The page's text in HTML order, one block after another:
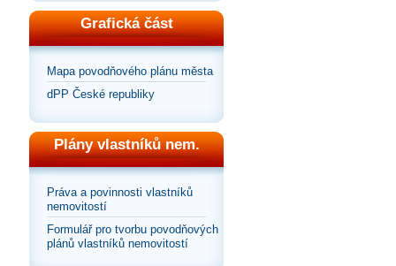
Grafická část
Mapa povodňového plánu města
dPP České republiky
Plány vlastníků nem.
Práva a povinnosti vlastníků
nemovitostí
Formulář pro tvorbu povodňových
plánů vlastníků nemovitostí